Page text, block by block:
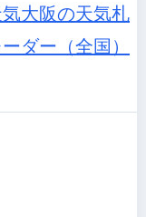
大阪の天気札
ダー（全国）